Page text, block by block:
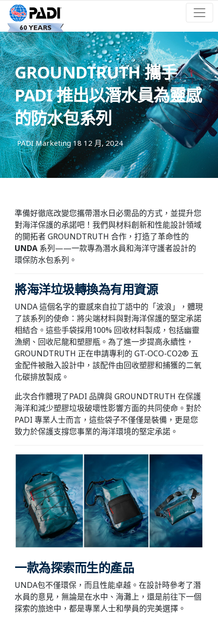
GROUNDTRUTH 攜手
PADI 推出以潛水員為靈感
的防水包系列
PADI Marketing 18 12 月, 2024
準備好徹底改變您攜帶潛水日必需品的方式，並提升您
對海洋保護的承諾吧！我們與材料創新和性能設計領域
的開拓者 GROUNDTRUTH 合作，打造了革命性的
UNDA 系列——一款專為潛水員和海洋守護者設計的
環保防水包系列。
將海洋垃圾轉換為有用資源
UNDA 這個名字的靈感來自拉丁語中的「波浪」，體現
了該系列的使命：將尖端材料與對海洋保護的堅定承諾
相結合。這些手袋採用100% 回收材料製成，包括幽靈
漁網、回收尼龍和塑膠瓶。為了進一步提高永續性，
GROUNDTRUTH 正在申請專利的 GT-OCO-CO2® 五
金配件被融入設計中，該配件由回收塑膠和捕獲的二氧
化碳排放製成。
此次合作體現了PADI 品牌與 GROUNDTRUTH 在保護
海洋和減少塑膠垃圾破壞性影響方面的共同使命。對於
PADI 專業人士而言，這些袋子不僅僅是裝備，更是您
致力於保護支撐您事業的海洋環境的堅定承諾。
一款為探索而生的產品
UNDA包不僅環保，而且性能卓越。在設計時參考了潛
水員的意見，無論是在水中、海灘上，還是前往下一個
探索的旅途中，都是專業人士和學員的完美選擇。